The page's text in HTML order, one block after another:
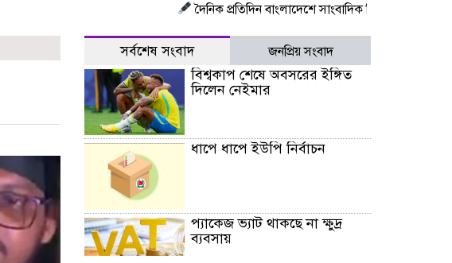
দৈনিক প্রতিদিন বাংলাদেশে সাংবাদিক নিয়োগ চলছে দেশজুড়ে
সর্বশেষ সংবাদ জনপ্রিয় সংবাদ
বিশ্বকাপ শেষে অবসরের ইঙ্গিত
দিলেন নেইমার
ধাপে ধাপে ইউপি নির্বাচন
প্যাকেজ ভ্যাট থাকছে না ক্ষুদ্র
ব্যবসায়